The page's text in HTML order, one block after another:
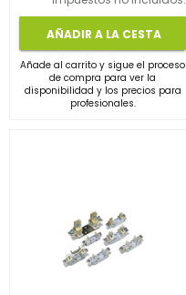
AÑADIR A LA CESTA
Añade al carrito y sigue el proceso
de compra para ver la
disponibilidad y los precios para
profesionales.